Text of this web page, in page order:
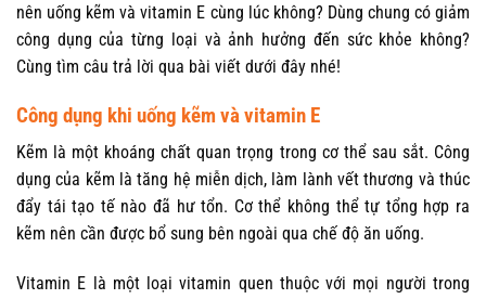
nên uống kẽm và vitamin E cùng lúckhông? Dùng chung có giảm
công dụng của từng loại và ảnh hưởng đến sức khỏe không?
Cùng tìm câu trả lời qua bài viết dưới đây nhé!
Công dụng khi uống kẽm và vitamin E
Kẽm là một khoáng chất quan trọng trong cơ thể sau sắt. Công
dụng của kẽm là tăng hệ miễn dịch, làm lành vết thương và thúc
đẩy tái tạo tế nào đã hư tổn. Cơ thể không thể tự tổng hợp ra
kẽm nên cần được bổ sung bên ngoài qua chế độ ăn uống.
Vitamin E là một loại vitamin quen thuộc với mọi người trong